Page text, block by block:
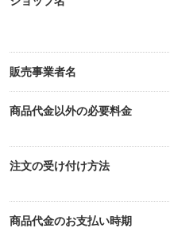
販売事業者名
商品代金以外の必要料金
注文の受け付け方法
商品代金のお支払い時期